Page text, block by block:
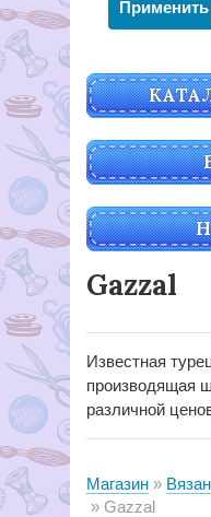
Gazzal
Известная
производящая
различной
Магазин
Gazzal